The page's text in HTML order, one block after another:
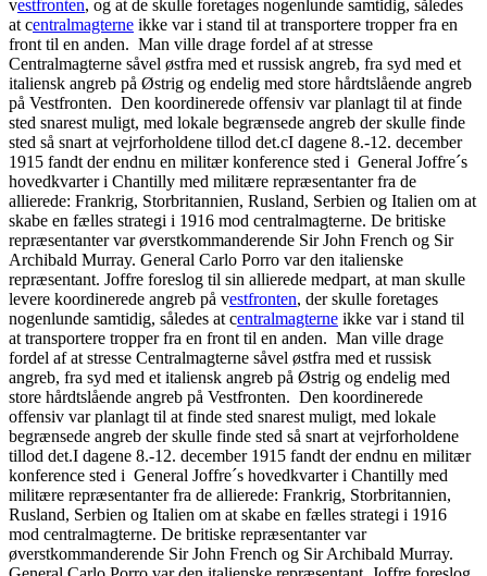
vestfronten, og at de skulle foretages nogenlunde samtidig, således
at centralmagterne ikke var i stand til at transportere tropper fra en
front til en anden. Man ville drage fordel af at stresse
Centralmagterne såvel østfra med et russisk angreb, fra syd med et
italiensk angreb på Østrig og endelig med store hårdtslående angreb
på Vestfronten. Den koordinerede offensiv var planlagt til at finde
sted snarest muligt, med lokale begrænsede angreb der skulle finde
sted så snart at vejrforholdene tillod det.cI dagene 8.-12. december
1915 fandt der endnu en militær konference sted i General Joffre´s
hovedkvarter i Chantilly med militære repræsentanter fra de
allierede: Frankrig, Storbritannien, Rusland, Serbien og Italien om at
skabe en fælles strategi i 1916 mod centralmagterne. De britiske
repræsentanter var øverstkommanderende Sir John French og Sir
Archibald Murray. General Carlo Porro var den italienske
repræsentant. Joffre foreslog til sin allierede medpart, at man skulle
levere koordinerede angreb på vestfronten, der skulle foretages
nogenlunde samtidig, således at centralmagterne ikke var i stand til
at transportere tropper fra en front til en anden. Man ville drage
fordel af at stresse Centralmagterne såvel østfra med et russisk
angreb, fra syd med et italiensk angreb på Østrig og endelig med
store hårdtslående angreb på Vestfronten. Den koordinerede
offensiv var planlagt til at finde sted snarest muligt, med lokale
begrænsede angreb der skulle finde sted så snart at vejrforholdene
tillod det.I dagene 8.-12. december 1915 fandt der endnu en militær
konference sted i General Joffre´s hovedkvarter i Chantilly med
militære repræsentanter fra de allierede: Frankrig, Storbritannien,
Rusland, Serbien og Italien om at skabe en fælles strategi i 1916
mod centralmagterne. De britiske repræsentanter var
øverstkommanderende Sir John French og Sir Archibald Murray.